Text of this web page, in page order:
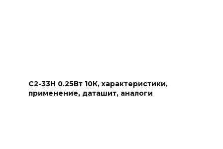
С2-33Н 0.25Вт 10К, характеристики,
применение, даташит, аналоги